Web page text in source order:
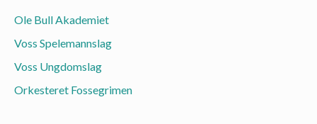
Ole Bull Akademiet
Voss Spelemannslag
Voss Ungdomslag
Orkesteret Fossegrimen